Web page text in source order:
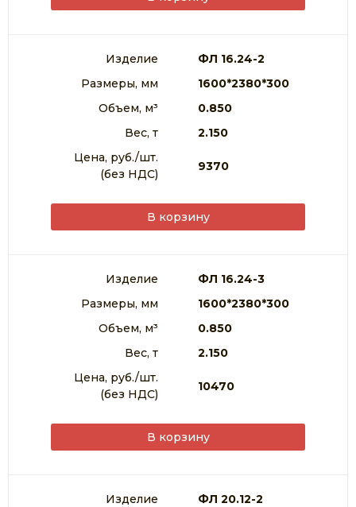
Изделие
ФЛ 16.24-2
Размеры, мм
1600*2380*300
Объем, м³
0.850
Вес, т
2.150
Цена, руб./шт.
(без НДС)
9370
В корзину
Изделие
ФЛ 16.24-3
Размеры, мм
1600*2380*300
Объем, м³
0.850
Вес, т
2.150
Цена, руб./шт.
(без НДС)
10470
В корзину
Изделие
ФЛ 20.12-2